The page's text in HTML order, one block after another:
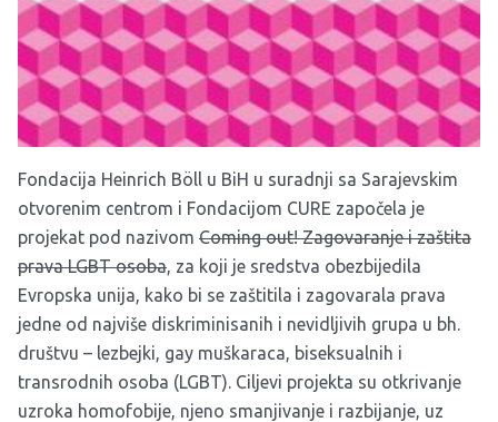
Fondacija Heinrich Böll u BiH u suradnji sa Sarajevskim
otvorenim centrom i Fondacijom CURE započela je
projekat pod nazivom Coming out! Zagovaranje i zaštita
prava LGBT osoba, za koji je sredstva obezbijedila
Evropska unija, kako bi se zaštitila i zagovarala prava
jedne od najviše diskriminisanih i nevidljivih grupa u bh.
društvu – lezbejki, gay muškaraca, biseksualnih i
transrodnih osoba (LGBT). Ciljevi projekta su otkrivanje
uzroka homofobije, njeno smanjivanje i razbijanje, uz